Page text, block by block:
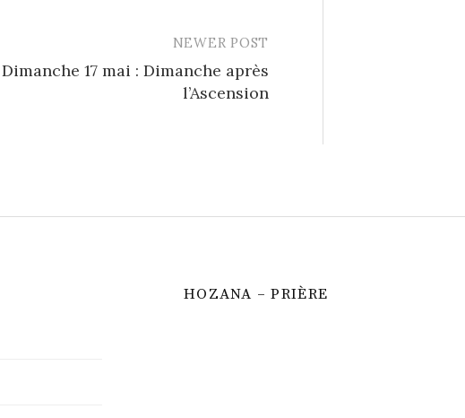
NEWER POST
Dimanche 17 mai : Dimanche après
l’Ascension
HOZANA – PRIÈRE